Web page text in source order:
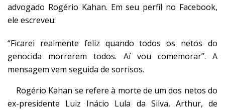
advogado Rogério Kahan. Em seu perfil no Facebook,
ele escreveu:
“Ficarei realmente feliz quando todos os netos do
genocida morrerem todos. Aí vou comemorar”. A
mensagem vem seguida de sorrisos.
Rogério Kahan se refere à morte de um dos netos do
ex-presidente Luiz Inácio Lula da Silva, Arthur, de